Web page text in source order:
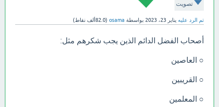
تصويت
تم الرد عليه يناير 23، 2023 بواسطة osama
(82.0ألف نقاط)
أصحاب الفضل الدائم الذين يجب شكرهم مثل:
○ العاصين
○ القريبين
○ المعلمين